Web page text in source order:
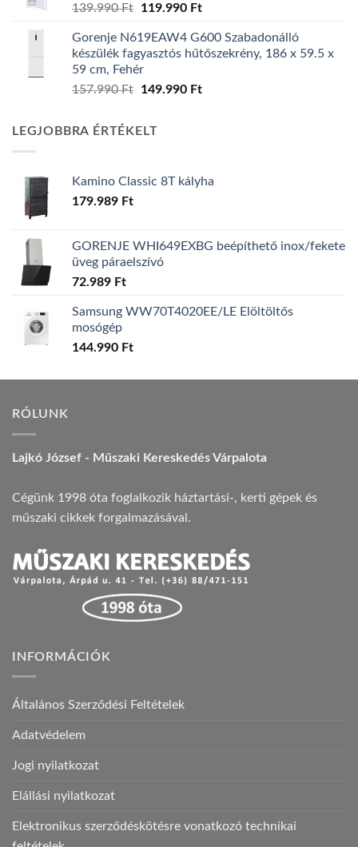
139.990Ft
Original
was:
139.990 Ft.
119.990 FtCurrent
is:
119.990 Ft.
Gorenje N619EAW4 G600 Szabadonálló
készülék fagyasztós hűtőszekrény, 186 x 59.5 x
59 cm, Fehér
157.990Ft
Original
157.990 Ft.
149.990 FtCurrent
LEGJOBBRA ÉRTÉKELT
Kamino Classic 8T kályha
179.989 Ft
GORENJE WHI649EXBG beépíthető inox/fekete
üveg páraelszívó
72.989 Ft
Samsung WW70T4020EE/LE Elöltöltős
mosógép
144.990 Ft
RÓLUNK
Lajkó József - Műszaki Kereskedés Várpalota
Cégünk 1998 óta foglalkozik háztartási-, kerti gépek és
műszaki cikkek forgalmazásával.
INFORMÁCIÓK
Általános Szerződési Feltételek
Adatvédelem
Jogi nyilatkozat
Elállási nyilatkozat
Elektronikus szerződéskötésre vonatkozó technikai